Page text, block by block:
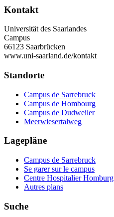
Kontakt
Universität des Saarlandes
Campus
66123 Saarbrücken
www.uni-saarland.de/kontakt
Standorte
Campus de Sarrebruck
Campus de Hombourg
Campus de Dudweiler
Meerwiesertalweg
Lagepläne
Campus de Sarrebruck
Se garer sur le campus
Centre Hospitalier Homburg
Autres plans
Suche